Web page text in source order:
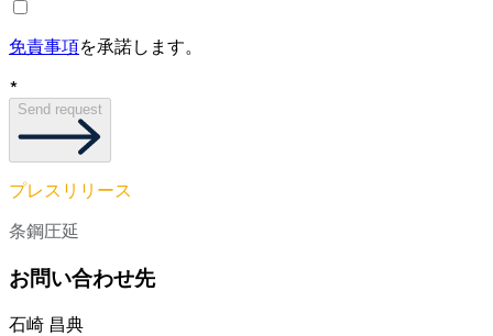
免責事項を承諾します。
*
Send request
プレスリリース
条鋼圧延
お問い合わせ先
石崎 昌典